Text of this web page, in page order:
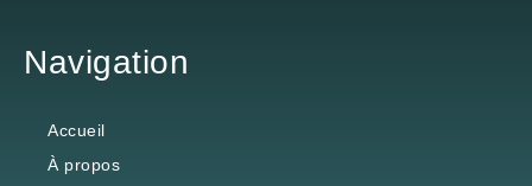
À propos
Extensions de cils